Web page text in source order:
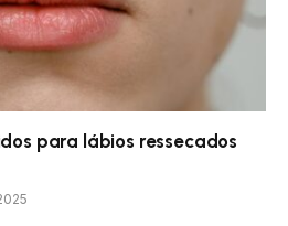
para lábios ressecados